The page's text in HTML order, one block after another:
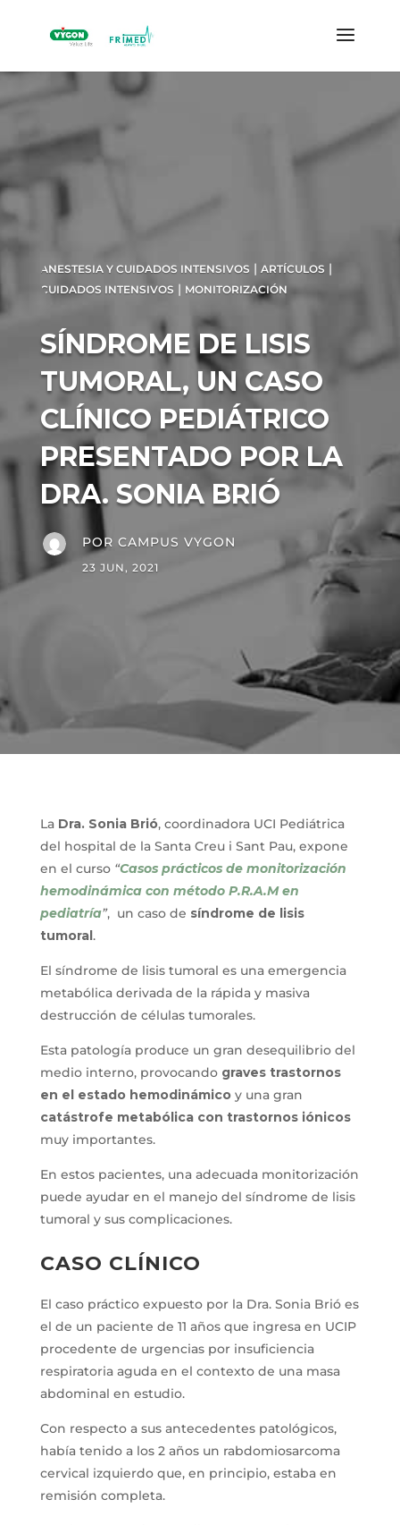
ANESTESIA Y CUIDADOS INTENSIVOS | ARTÍCULOS |
CUIDADOS INTENSIVOS | MONITORIZACIÓN
SÍNDROME DE LISIS
TUMORAL, UN CASO
CLÍNICO PEDIÁTRICO
PRESENTADO POR LA
DRA. SONIA BRIÓ
POR CAMPUS VYGON
23 JUN, 2021
La Dra. Sonia Brió, coordinadora UCI Pediátrica
del hospital de la Santa Creu i Sant Pau, expone
en el curso “Casos prácticos de monitorización
hemodinámica con método P.R.A.M en
pediatría”, un caso de síndrome de lisis
tumoral.
El síndrome de lisis tumoral es una emergencia
metabólica derivada de la rápida y masiva
destrucción de células tumorales.
Esta patología produce un gran desequilibrio del
medio interno, provocando graves trastornos
en el estado hemodinámicoy una gran
catástrofe metabólica con trastornos iónicos
muy importantes.
En estos pacientes, una adecuada monitorización
puede ayudar en el manejo del síndrome de lisis
tumoral y sus complicaciones.
CASO CLÍNICO
El caso práctico expuesto por la Dra. Sonia Brió es
el de un paciente de 11 años que ingresa en UCIP
procedente de urgencias por insuficiencia
respiratoria aguda en el contexto de una masa
abdominal en estudio.
Con respecto a sus antecedentes patológicos,
había tenido a los 2 años un rabdomiosarcoma
cervical izquierdo que, en principio, estaba en
remisión completa.